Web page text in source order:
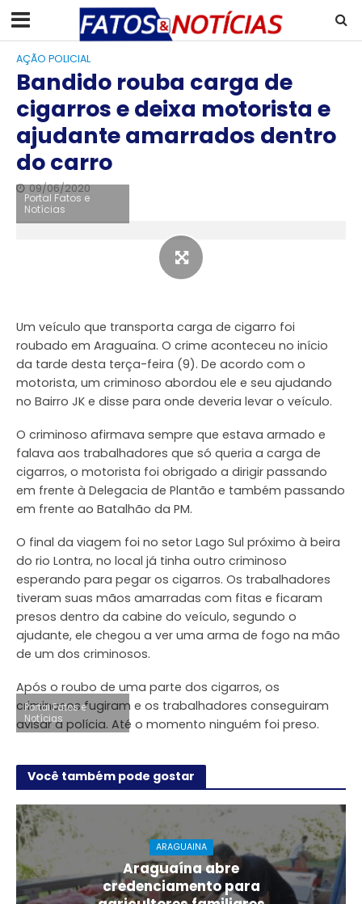
AÇÃO POLICIAL
Bandido rouba carga de
cigarros e deixa motorista e
ajudante amarrados dentro
do carro
09/06/2020
Portal Fatos e
Notícias
Um veículo que transporta carga de cigarro foi
roubado em Araguaína. O crime aconteceu no início
da tarde desta terça-feira (9). De acordo com o
motorista, um criminoso abordou ele e seu ajudando
no Bairro JK e disse para onde deveria levar o veículo.
O criminoso afirmava sempre que estava armado e
falava aos trabalhadores que só queria a carga de
cigarros, o motorista foi obrigado a dirigir passando
em frente à Delegacia de Plantão e também passando
em frente ao Batalhão da PM.
O final da viagem foi no setor Lago Sul próximo à beira
do rio Lontra, no local já tinha outro criminoso
esperando para pegar os cigarros. Os trabalhadores
tiveram suas mãos amarradas com fitas e ficaram
presos dentro da cabine do veículo, segundo o
ajudante, ele chegou a ver uma arma de fogo na mão
de um dos criminosos.
Após o roubo de uma parte dos cigarros, os
criminosos fugiram e os trabalhadores conseguiram
avisar a polícia. Até o momento ninguém foi preso.
Portal Fatos e
Notícias
Você também pode gostar
ARAGUAINA
Araguaína abre
credenciamento para